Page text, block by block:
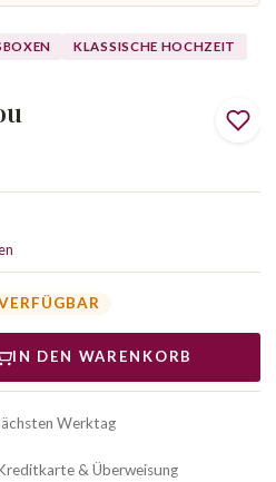
KLASSISCHE HOCHZEIT
IN DEN WARENKORB
Werktag
& Überweisung